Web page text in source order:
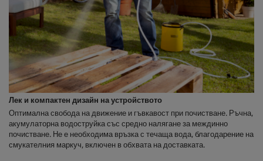
Лек и компактен дизайн на устройството
Оптимална свобода на движение и гъвкавост при почистване. Ръчна,
акумулаторна водоструйка със средно налягане за междинно
почистване. Не е необходима връзка с течаща вода, благодарение на
смукателния маркуч, включен в обхвата на доставката.